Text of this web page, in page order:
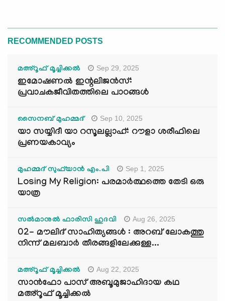
RECOMMENDED POSTS
മഅ്റൂഫ് മൂച്ചിക്കല്‍ Sep 29, 2025
ഇമോഷണൽ ഇന്റലിജൻസ്:
പ്രവാചകജീവിതത്തിലെ പാഠങ്ങൾ
സൈനബ് മുഹമ്മദ് Sep 10, 2025
യാ സയ്യിദീ യാ റസൂലല്ലാഹ്: റൗളാ ശരീഫിലെ
പ്രണയകാവ്യം
മുഹമ്മദ് സുഫ്‌യാൻ എം.പി Sep 1, 2025
Losing My Religion: പരമാർത്ഥത്തെ തേടി ഒരു
യാത്ര
സൽമാനുൽ ഫാരിസി ഹുദവി Aug 26, 2025
02- മൗലിദ് സാഹിത്യങ്ങൾ : അറബ് ലോകത്തു
നിന്ന് മലബാർ തീരങ്ങളിലേക്കുള്ള...
മഅ്റൂഫ് മൂച്ചിക്കല്‍ Aug 22, 2025
സാൻഫോ പാസ് അബൂമുജാഹിദായ കഥ
മഅ്റൂഫ് മൂച്ചിക്കല്‍